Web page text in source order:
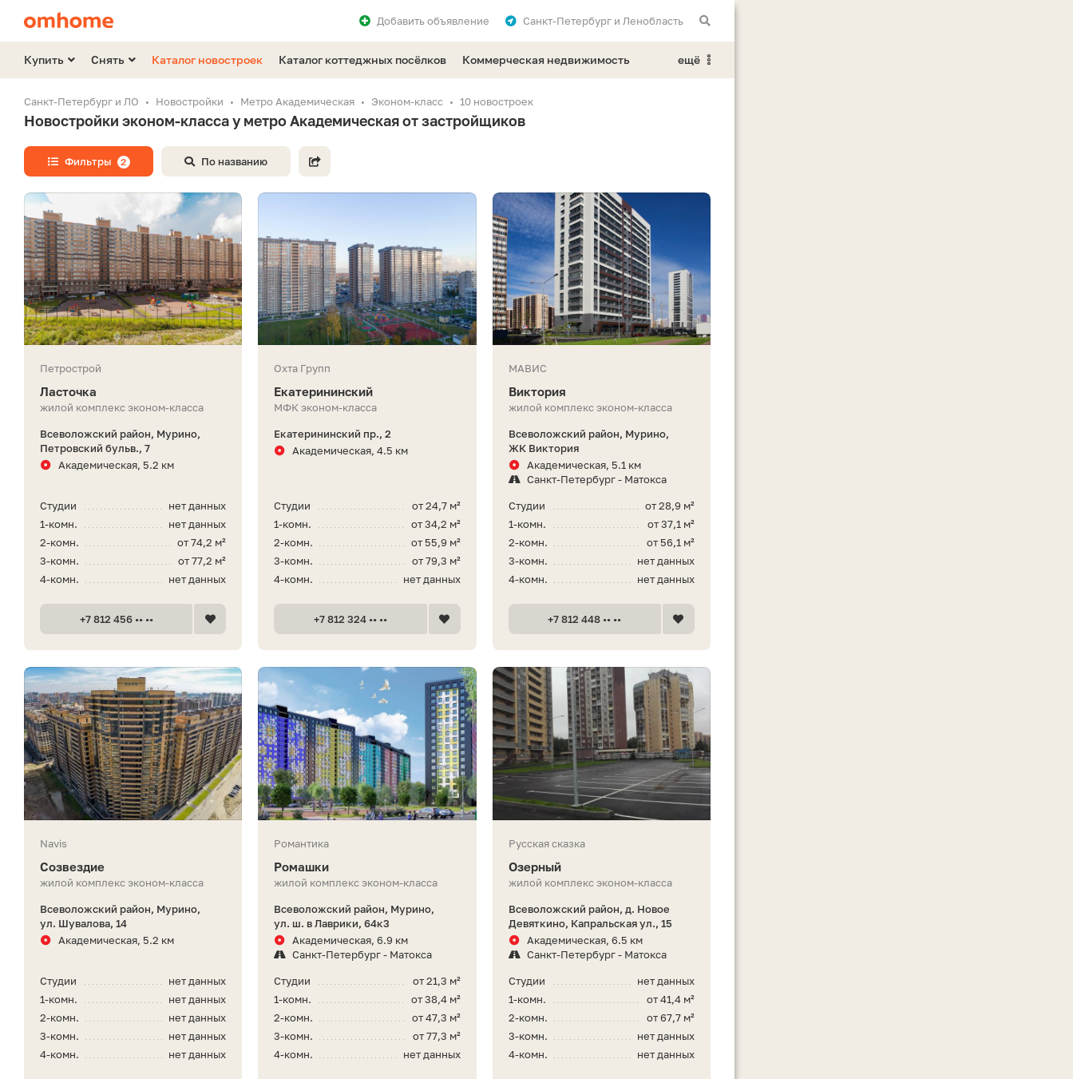
Санкт-Петербург и Ленобласть
Добавитьобъявление
Купить Снять Каталог новостроек Каталог коттеджных посёлков Коммерческая недвижимость ещё
Санкт-Петербург и ЛО Новостройки Метро Академическая Эконом-класс 10 новостроек
Новостройки эконом-класса у метро Академическая от застройщиков
Фильтры 2 По названию
Петрострой
Ласточка
жилой комплекс эконом-класса
Всеволожский район, Мурино,
Петровский бульв., 7
Академическая, 5.2 км
нет данных
Студии
нет данных
1-комн.
от 74,2 м²
2-комн.
от 77,2 м²
3-комн.
нет данных
4-комн.
+7 812 456 •• ••
Охта Групп
Екатерининский
МФК эконом-класса
Екатерининский пр., 2
Академическая, 4.5 км
от 24,7 м²
Студии
от 34,2 м²
1-комн.
от 55,9 м²
2-комн.
от 79,3 м²
3-комн.
нет данных
4-комн.
+7 812 324 •• ••
МАВИС
Виктория
жилой комплекс эконом-класса
Всеволожский район, Мурино,
ЖК Виктория
Академическая, 5.1 км
Санкт-Петербург - Матокса
от 28,9 м²
Студии
от 37,1 м²
1-комн.
от 56,1 м²
2-комн.
нет данных
3-комн.
нет данных
4-комн.
+7 812 448 •• ••
Navis
Созвездие
жилой комплекс эконом-класса
Всеволожский район, Мурино,
ул. Шувалова, 14
Академическая, 5.2 км
нет данных
Студии
нет данных
1-комн.
нет данных
2-комн.
нет данных
3-комн.
нет данных
4-комн.
Романтика
Ромашки
жилой комплекс эконом-класса
Всеволожский район, Мурино,
ул. ш. в Лаврики, 64к3
Академическая, 6.9 км
Санкт-Петербург - Матокса
от 21,3 м²
Студии
от 38,4 м²
1-комн.
от 47,3 м²
2-комн.
от 77,3 м²
3-комн.
нет данных
4-комн.
Русская сказка
Озерный
жилой комплекс эконом-класса
Всеволожский район, д. Новое
Девяткино, Капральская ул., 15
Академическая, 6.5 км
Санкт-Петербург - Матокса
нет данных
Студии
от 41,4 м²
1-комн.
от 67,7 м²
2-комн.
нет данных
3-комн.
нет данных
4-комн.